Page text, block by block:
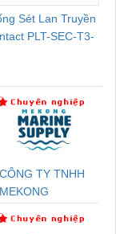
Sét Lan Truyền
PLT-SEC-T3-
CÔNG TY TNHH
MEKONG
SUPPLY